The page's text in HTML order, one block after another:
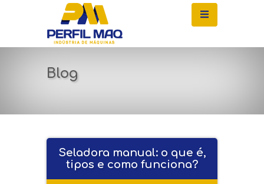
Blog
Seladora manual: o que é,
tipos e como funciona?